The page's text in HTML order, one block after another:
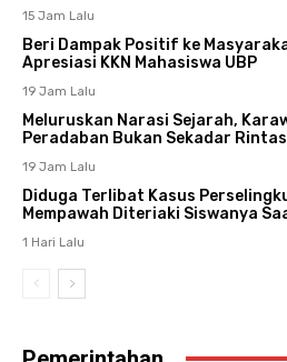
15 Jam Lalu
Beri Dampak Positif ke
Apresiasi KKN Mahasiswa UBP
19 Jam Lalu
Meluruskan Narasi Sejarah,
Peradaban Bukan Sekadar
19 Jam Lalu
Diduga Terlibat Kasus
Mempawah Diteriaki Siswanya
1 Hari Lalu